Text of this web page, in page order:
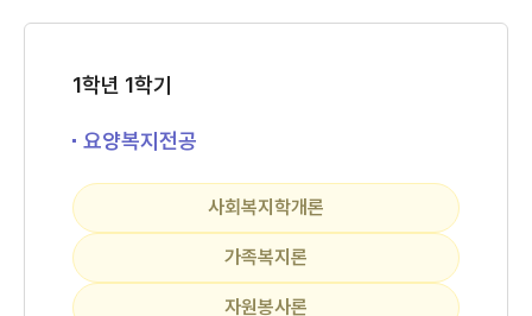
1학년 1학기
요양복지전공
사회복지학개론
가족복지론
자원봉사론